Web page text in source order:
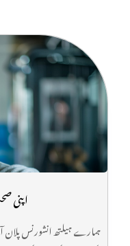
اپنی
ہمارے ہیلتھ انشورنس پلان